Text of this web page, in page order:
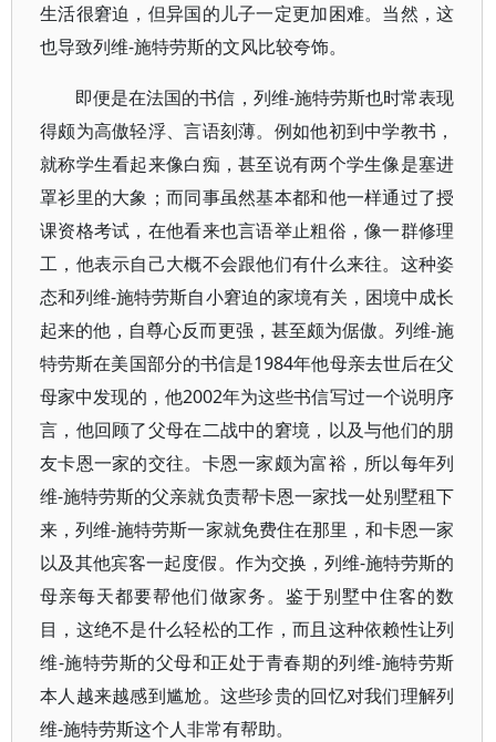
生活很窘迫，但异国的儿子一定更加困难。当然，这
也导致列维-施特劳斯的文风比较夸饰。
即便是在法国的书信，列维-施特劳斯也时常表现
得颇为高傲轻浮、言语刻薄。例如他初到中学教书，
就称学生看起来像白痴，甚至说有两个学生像是塞进
罩衫里的大象；而同事虽然基本都和他一样通过了授
课资格考试，在他看来也言语举止粗俗，像一群修理
工，他表示自己大概不会跟他们有什么来往。这种姿
态和列维-施特劳斯自小窘迫的家境有关，困境中成长
起来的他，自尊心反而更强，甚至颇为倨傲。列维-施
特劳斯在美国部分的书信是1984年他母亲去世后在父
母家中发现的，他2002年为这些书信写过一个说明序
言，他回顾了父母在二战中的窘境，以及与他们的朋
友卡恩一家的交往。卡恩一家颇为富裕，所以每年列
维-施特劳斯的父亲就负责帮卡恩一家找一处别墅租下
来，列维-施特劳斯一家就免费住在那里，和卡恩一家
以及其他宾客一起度假。作为交换，列维-施特劳斯的
母亲每天都要帮他们做家务。鉴于别墅中住客的数
目，这绝不是什么轻松的工作，而且这种依赖性让列
维-施特劳斯的父母和正处于青春期的列维-施特劳斯
本人越来越感到尴尬。这些珍贵的回忆对我们理解列
维-施特劳斯这个人非常有帮助。